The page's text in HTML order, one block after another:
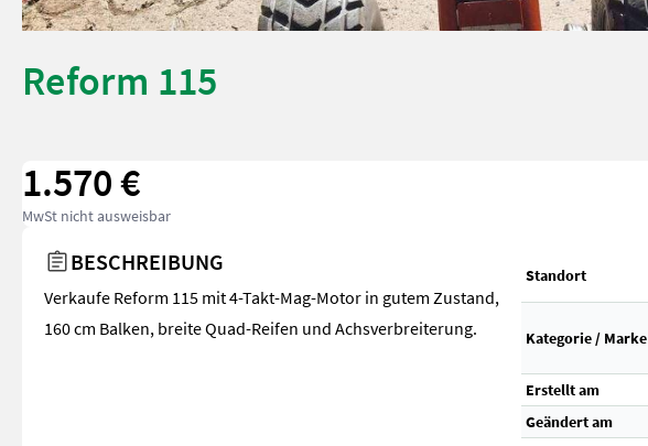
Reform 115
1.570 €
MwSt nicht ausweisbar
BESCHREIBUNG
Verkaufe Reform 115 mit 4-Takt-Mag-Motor in gutem Zustand,
160 cm Balken, breite Quad-Reifen und Achsverbreiterung.
Standort
Kategorie / Marke
Erstellt am
Geändert am